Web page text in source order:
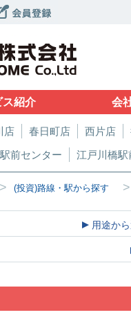
ス紹介 会
店 春日町店 西片店
前センター 江戸川橋駅
> (投資)路線・駅から探す >
用途か